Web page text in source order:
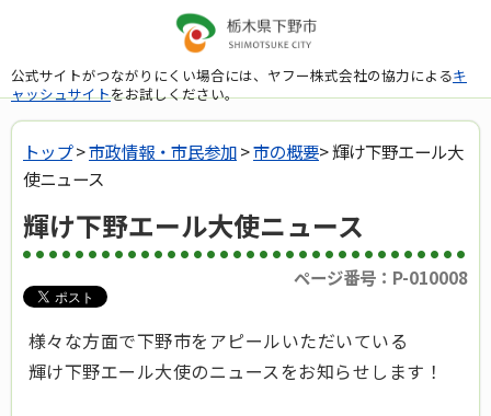
公式サイトがつながりにくい場合には、ヤフー株式会社の協力によるキ
ャッシュサイトをお試しください。
トップ>市政情報・市民参加>市の概要> 輝け下野エール大
使ニュース
輝け下野エール大使ニュース
ページ番号：P-010008
様々な方面で下野市をアピールいただいている
輝け下野エール大使のニュースをお知らせします！